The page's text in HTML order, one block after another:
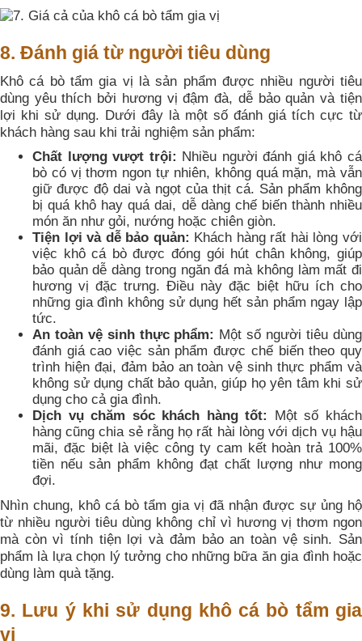
8. Đánh giá từ người tiêu dùng
Khô cá bò tẩm gia vị là sản phẩm được nhiều người tiêu
dùng yêu thích bởi hương vị đậm đà, dễ bảo quản và tiện
lợi khi sử dụng. Dưới đây là một số đánh giá tích cực từ
khách hàng sau khi trải nghiệm sản phẩm:
Chất lượng vượt trội: Nhiều người đánh giá khô cá
bò có vị thơm ngon tự nhiên, không quá mặn, mà vẫn
giữ được độ dai và ngọt của thịt cá. Sản phẩm không
bị quá khô hay quá dai, dễ dàng chế biến thành nhiều
món ăn như gỏi, nướng hoặc chiên giòn.
Tiện lợi và dễ bảo quản: Khách hàng rất hài lòng với
việc khô cá bò được đóng gói hút chân không, giúp
bảo quản dễ dàng trong ngăn đá mà không làm mất đi
hương vị đặc trưng. Điều này đặc biệt hữu ích cho
những gia đình không sử dụng hết sản phẩm ngay lập
tức.
An toàn vệ sinh thực phẩm: Một số người tiêu dùng
đánh giá cao việc sản phẩm được chế biến theo quy
trình hiện đại, đảm bảo an toàn vệ sinh thực phẩm và
không sử dụng chất bảo quản, giúp họ yên tâm khi sử
dụng cho cả gia đình.
Dịch vụ chăm sóc khách hàng tốt:
Một số khách
hàng cũng chia sẻ rằng họ rất hài lòng với dịch vụ hậu
mãi, đặc biệt là việc công ty cam kết hoàn trả 100%
tiền nếu sản phẩm không đạt chất lượng như mong
đợi.
Nhìn chung, khô cá bò tẩm gia vị đã nhận được sự ủng hộ
từ nhiều người tiêu dùng không chỉ vì hương vị thơm ngon
mà còn vì tính tiện lợi và đảm bảo an toàn vệ sinh. Sản
phẩm là lựa chọn lý tưởng cho những bữa ăn gia đình hoặc
dùng làm quà tặng.
9. Lưu ý khi sử dụng khô cá bò tẩm gia
vị